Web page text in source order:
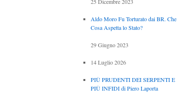
Aldo Moro Fu Torturato dai BR. Che
Cosa Aspetta lo Stato?
29 Giugno 2023
14 Luglio 2026
PIÙ PRUDENTI DEI SERPENTI E
PIÙ INFIDI di Piero Laporta